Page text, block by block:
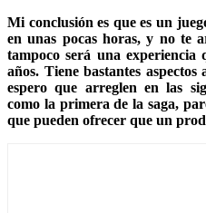
Mi conclusión es que es un
en unas pocas horas, y no te
tampoco será una experiencia
años. Tiene bastantes
espero que arreglen en las
como la primera de la saga,
que pueden ofrecer que un